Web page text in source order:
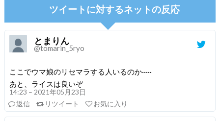
ツイートに対するネットの反応
とまりん
@tomarin_5ryo
ここでウマ娘のリセマラする人いるのか·····
あと、ライスは良いぞ
14:23 – 2021年05月23日
返信
リツイート お気に入り